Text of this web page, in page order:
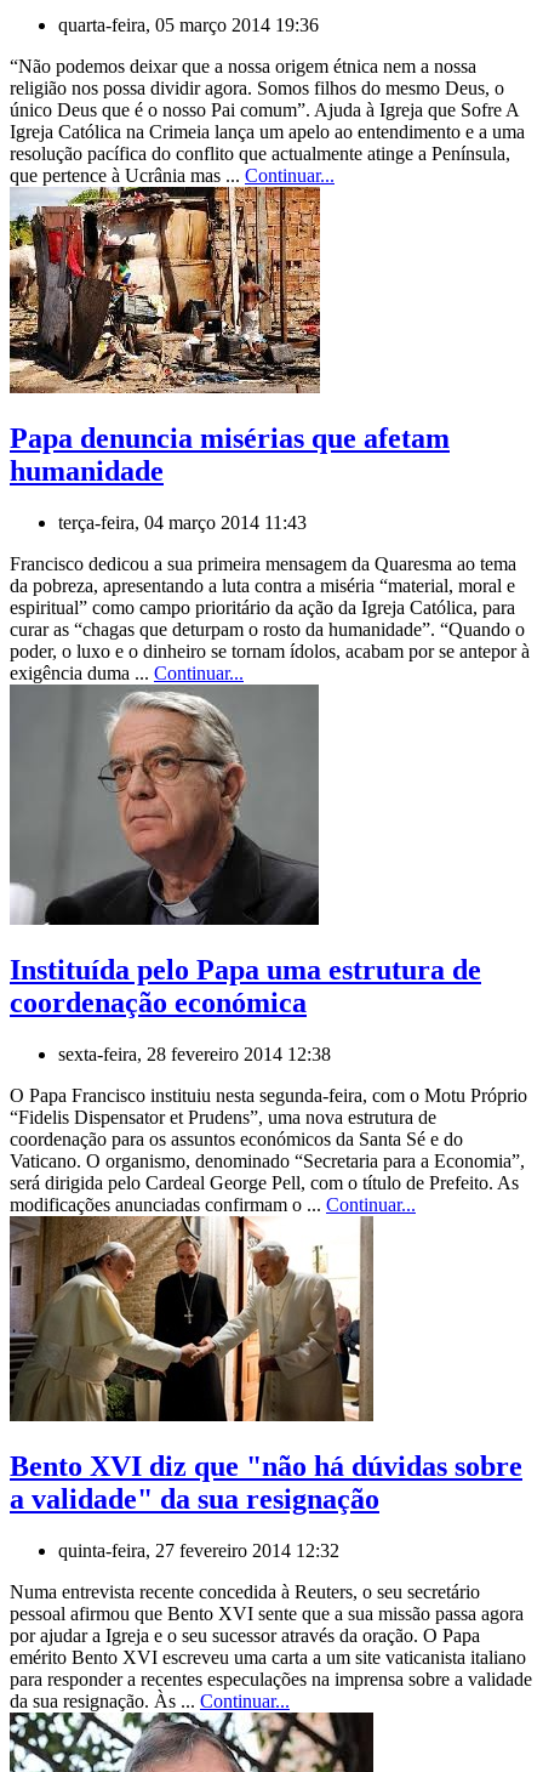
quarta-feira, 05 março 2014 19:36
“Não podemos deixar que a nossa origem étnica nem a nossa
religião nos possa dividir agora. Somos filhos do mesmo Deus, o
único Deus que é o nosso Pai comum”. Ajuda à Igreja que Sofre A
Igreja Católica na Crimeia lança um apelo ao entendimento e a uma
resolução pacífica do conflito que actualmente atinge a Península,
que pertence à Ucrânia mas ... Continuar...
Papa denuncia misérias que afetam
humanidade
terça-feira, 04 março 2014 11:43
Francisco dedicou a sua primeira mensagem da Quaresma ao tema
da pobreza, apresentando a luta contra a miséria “material, moral e
espiritual” como campo prioritário da ação da Igreja Católica, para
curar as “chagas que deturpam o rosto da humanidade”. “Quando o
poder, o luxo e o dinheiro se tornam ídolos, acabam por se antepor à
exigência duma ... Continuar...
Instituída pelo Papa uma estrutura de
coordenação económica
sexta-feira, 28 fevereiro 2014 12:38
O Papa Francisco instituiu nesta segunda-feira, com o Motu Próprio
“Fidelis Dispensator et Prudens”, uma nova estrutura de
coordenação para os assuntos económicos da Santa Sé e do
Vaticano. O organismo, denominado “Secretaria para a Economia”,
será dirigida pelo Cardeal George Pell, com o título de Prefeito. As
modificações anunciadas confirmam o ... Continuar...
Bento XVI diz que "não há dúvidas sobre
a validade" da sua resignação
quinta-feira, 27 fevereiro 2014 12:32
Numa entrevista recente concedida à Reuters, o seu secretário
pessoal afirmou que Bento XVI sente que a sua missão passa agora
por ajudar a Igreja e o seu sucessor através da oração. O Papa
emérito Bento XVI escreveu uma carta a um site vaticanista italiano
para responder a recentes especulações na imprensa sobre a validade
da sua resignação. Às ... Continuar...